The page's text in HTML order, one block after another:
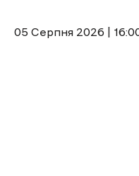
05 Cерпня 2026 |